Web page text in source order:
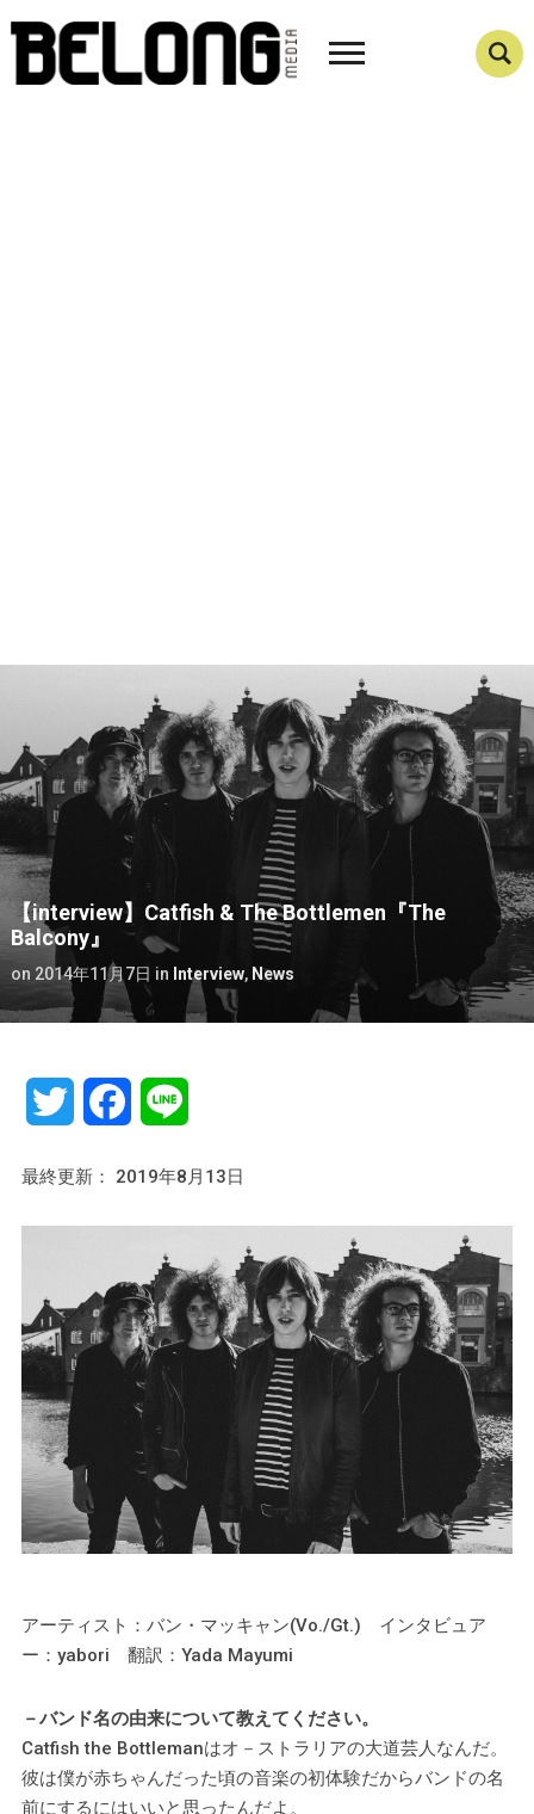
【interview】Catfish & The Bottlemen『The
Balcony』
on 2014年11月7日 in Interview, News
Twitter Facebook
最終更新： 2019年8月13日
アーティスト：バン・マッキャン(Vo./Gt.) インタビュア
ー：yabori 翻訳：Yada Mayumi
－バンド名の由来について教えてください。
Catfish the Bottlemanはオ－ストラリアの大道芸人なんだ。
彼は僕が赤ちゃんだった頃の音楽の初体験だからバンドの名
前にするにはいいと思ったんだよ。